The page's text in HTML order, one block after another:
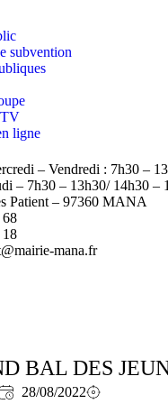
subvention
TV
ligne
– Vendredi : 7h30 –
– 7h30 – 13h30/ 14h30 –
Patient – 97360 MANA
68
18
mana.fr
BAL DES
28/08/2022